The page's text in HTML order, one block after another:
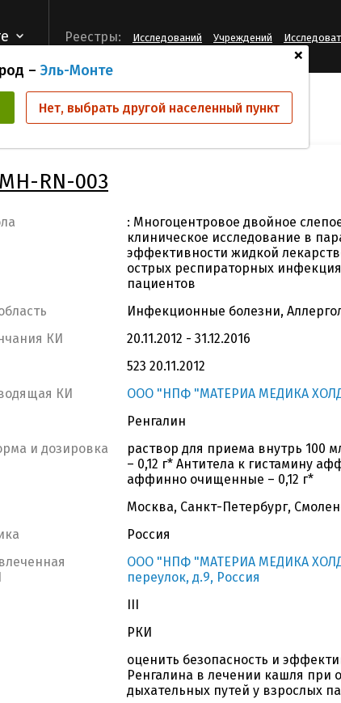
+
– Эль-Монте
Нет, выбрать другой населенный пункт
Реестры: Исследований Учреждений
исследований MMH-RN-003
RN-003
: Многоцентровое двойное
клиническое исследование в
эффективности жидкой
острых респираторных
пациентов
Инфекционные болезни,
КИ
20.11.2012 - 31.12.2016
523 20.11.2012
КИ
ООО "НПФ "МАТЕРИА МЕДИКА
Ренгалин
и дозировка
раствор для приема внутрь 100
– 0,12 г* Антитела к гистамину
аффинно очищенные – 0,12 г*
Москва, Санкт-Петербург,
Россия
ООО "НПФ "МАТЕРИА МЕДИКА
переулок, д.9, Россия
III
РКИ
оценить безопасность и
Ренгалина в лечении кашля при
дыхательных путей у взрослых